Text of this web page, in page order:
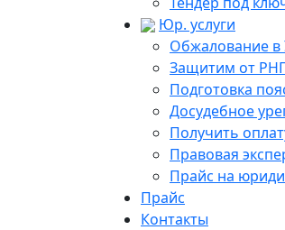
Юр. услуги
Обжалование
Защитим от
Подготовка
Досудебное
Получить
Правовая
Прайс на
Прайс
Контакты